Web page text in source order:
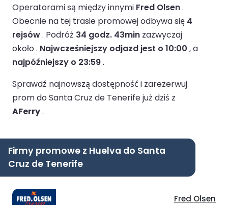
Operatorami są między innymi Fred Olsen.
Obecnie na tej trasie promowej odbywa się 4
rejsów. Podróż 34 godz. 43min zazwyczaj
około . Najwcześniejszy odjazd jest o 10:00 , a
najpóźniejszy o 23:59.
Sprawdź najnowszą dostępność i zarezerwuj
prom do Santa Cruz de Tenerife już dziś z
AFerry.
Firmy promowe z Huelva do Santa
Cruz de Tenerife
Fred Olsen